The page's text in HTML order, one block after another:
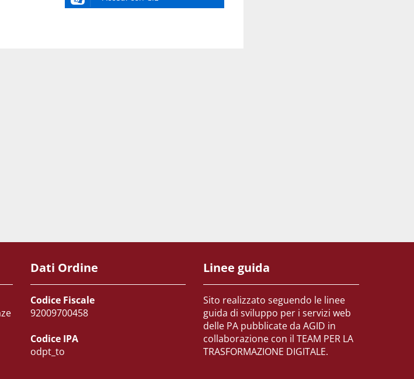
Dati Ordine
Codice Fiscale
92009700458
Codice IPA
odpt_to
Linee guida
Sito realizzato seguendo le linee
guida di sviluppo per i servizi web
delle PA pubblicate da AGID in
collaborazione con il TEAM PER LA
TRASFORMAZIONE DIGITALE.